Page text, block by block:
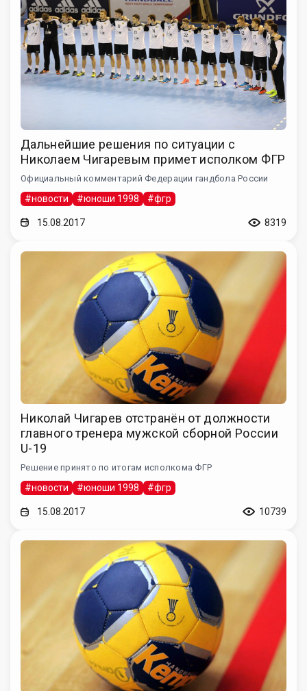
Дальнейшие решения по ситуации с
Николаем Чигаревым примет исполком ФГР
Официальный комментарий Федерации гандбола России
#новости #юноши 1998 #фгр
15.08.2017 8319
Николай Чигарев отстранён от должности
главного тренера мужской сборной России
U-19
Решение принято по итогам исполкома ФГР
#новости #юноши 1998 #фгр
15.08.2017 10739